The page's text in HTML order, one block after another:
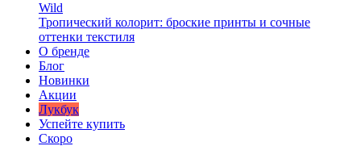
Wild
Тропический колорит: броские принты и сочные
оттенки текстиля
О бренде
Блог
Новинки
Акции
Лукбук
Успейте купить
Скоро